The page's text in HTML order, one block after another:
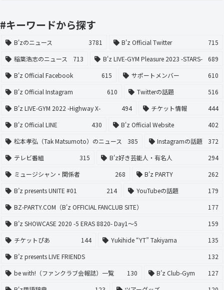
#キーワードから探す
B'zのニュース 3781 B'z Official Twitter
715
稲葉浩志のニュース
713 B'z LIVE-GYM Pleasure 2023 -STARS-
689
B'z Official Facebook
615 サポートメンバー
610
B'z Official Instagram
610 Twitterの話題
516
B'z LIVE-GYM 2022 -Highway X-
494 チケット情報
444
B'z Official LINE
430 B'z Official Website
402
松本孝弘（Tak Matsumoto）のニュース
385 Instagramの話題
372
テレビ番組
315 B'z好き芸能人・有名人
294
ミュージシャン・関係者
268 B'z PARTY
262
B’z presents UNITE #01
214 YouTubeの話題
179
BZ-PARTY.COM（B'z OFFICIAL FANCLUB SITE）
177
B’z SHOWCASE 2020 -5 ERAS 8820- Day1〜5
159
チケットぴあ
144 Yukihide “YT” Takiyama
135
B’z presents LIVE FRIENDS
132
be with!（ファンクラブ会報誌）一覧
130 B’z Club-Gym
127